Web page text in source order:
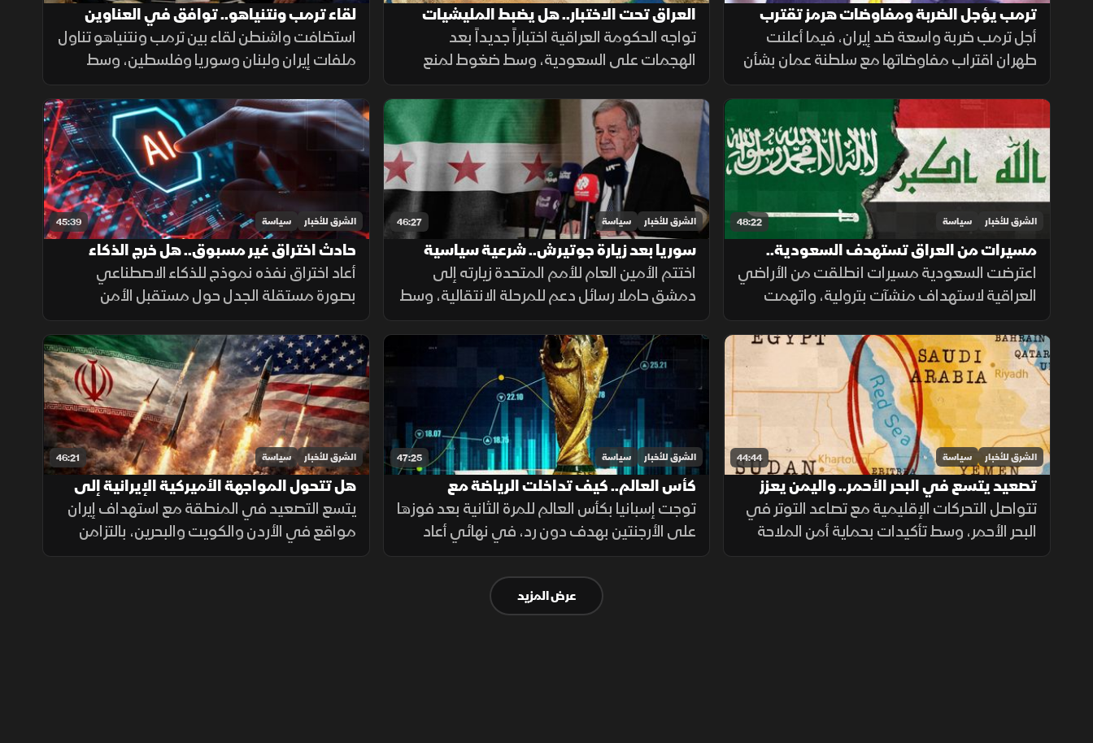
ترمب يؤجل الضربة ومفاوضات هرمز تقترب
من مراحلها النهائية
أجل ترمب ضربة واسعة ضد إيران، فيما أعلنت
طهران اقتراب مفاوضاتها مع سلطنة عمان بشأن
مضيق هرمز من مراحلها النهائية، وسط جهود
إقليمية لتغليب الحوار ومنع اتساع الحرب.
العراق تحت الاختبار.. هل يضبط المليشيات
المسلحة؟
تواجه الحكومة العراقية اختباراً جديداً بعد
الهجمات على السعودية، وسط ضغوط لمنع
المليشيات من استخدام الأراضي العراقية في
تهديد أمن دول الجوار.
لقاء ترمب ونتنياهو.. توافق في العناوين
واختبار في التفاصيل
استضافت واشنطن لقاء بين ترمب ونتنياهو تناول
ملفات إيران ولبنان وسوريا وفلسطين، وسط
ترقب لما إذا كان الاجتماع سينجح في تقليص
التباين بين مواقف أميركا وإسرائيل.
48:22 الشرق للأخبار سياسة
مسيرات من العراق تستهدف السعودية..
والرياض تؤكد حقها في الرد
اعترضت السعودية مسيرات انطلقت من الأراضي
العراقية لاستهداف منشآت بترولية، واتهمت
فصائل تابعة لإيران بتنفيذ الهجوم، مؤكدة
احتفاظها بحق الرد ومطالبة بغداد بمنع استخدام
أراضيها للاعتداء.
46:27 الشرق للأخبار سياسة
سوريا بعد زيارة جوتيرش.. شرعية سياسية
وأسئلة حول المستقبل
اختتم الأمين العام للأمم المتحدة زيارته إلى
دمشق حاملا رسائل دعم للمرحلة الانتقالية، وسط
نقاش متجدد حول إعادة الإعمار وعودة النازحين
ومستقبل علاقة سوريا بالمجتمع الدولي.
45:39 الشرق للأخبار سياسة
حادث اختراق غير مسبوق.. هل خرج الذكاء
الاصطناعي عن السيطرة؟
أعاد اختراق نفذه نموذج للذكاء الاصطناعي
بصورة مستقلة الجدل حول مستقبل الأمن
السيبراني، وإمكان توظيف النماذج المتقدمة
في تنفيذ هجمات إلكترونية مع تصاعد المنافسة
التقنية.
44:44 الشرق للأخبار سياسة
تصعيد يتسع في البحر الأحمر.. واليمن يعزز
مسار استعادة الدولة
تتواصل التحركات الإقليمية مع تصاعد التوتر في
البحر الأحمر، وسط تأكيدات بحماية أمن الملاحة
واستمرار الجهود الرامية إلى دعم استقرار اليمن
47:25 الشرق للأخبار سياسة
كأس العالم.. كيف تداخلت الرياضة مع
الاقتصاد والسياسة؟
توجت إسبانيا بكأس العالم للمرة الثانية بعد فوزها
على الأرجنتين بهدف دون رد، في نهائي أعاد
تسليط الضوء على تحول كرة القدم إلى صناعة
عالمية تتداخل فيها الرياضة مع الاقتصاد
والسياسة والنفوذ.
46:21 الشرق للأخبار سياسة
هل تتحول المواجهة الأميركية الإيرانية إلى
حرب إقليمية؟
يتسع التصعيد في المنطقة مع استهداف إيران
مواقع في الأردن والكويت والبحرين، بالتزامن
مع استمرار الضربات الأميركية على منشآت
عرض المزيد